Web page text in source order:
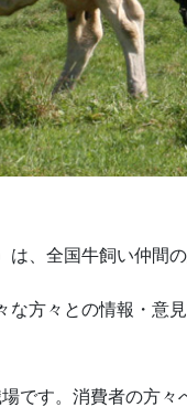
、全国牛飼い仲間の
方々との情報・意
です。消費者の方々